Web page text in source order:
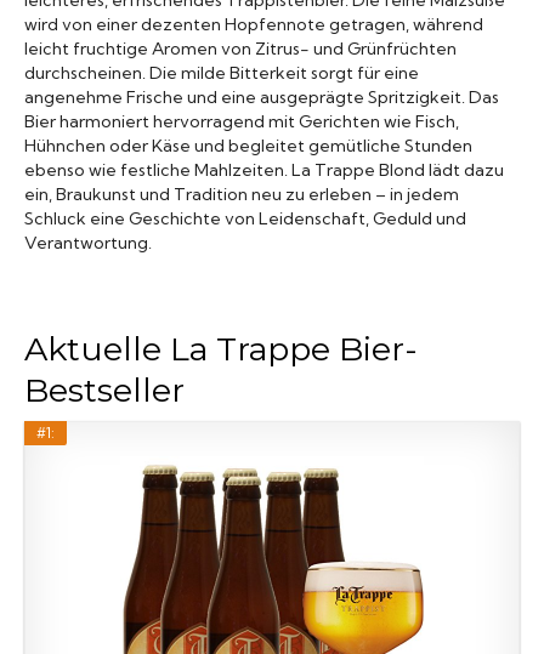
wird von einer dezenten Hopfennote getragen, während
leicht fruchtige Aromen von Zitrus- und Grünfrüchten
durchscheinen. Die milde Bitterkeit sorgt für eine
angenehme Frische und eine ausgeprägte Spritzigkeit. Das
Bier harmoniert hervorragend mit Gerichten wie Fisch,
Hühnchen oder Käse und begleitet gemütliche Stunden
ebenso wie festliche Mahlzeiten. La Trappe Blond lädt dazu
ein, Braukunst und Tradition neu zu erleben – in jedem
Schluck eine Geschichte von Leidenschaft, Geduld und
Verantwortung.
Aktuelle La Trappe Bier-
Bestseller
#1: